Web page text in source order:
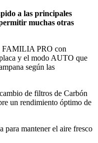
a las principales
muchas otras
FAMILIA PRO con
y el modo AUTO que
según las
de filtros de Carbón
un rendimiento óptimo de
para mantener el aire fresco